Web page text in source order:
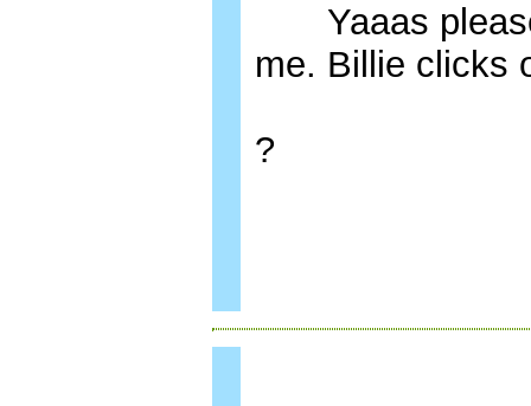
Yaaas
me. Billie clicks
?